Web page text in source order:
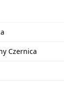
Czernica